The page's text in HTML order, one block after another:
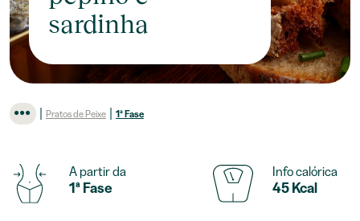
sardinha
Pratos de Peixe 1ª Fase
A partir da
1ª Fase
Info calórica
45 Kcal